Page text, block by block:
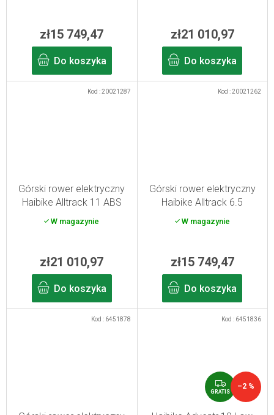
zł15 749,47
Do koszyka
zł21 010,97
Do koszyka
Górski rower elektryczny
Haibike Alltrack 11 ABS
blue/titan S 2026
W magazynie
zł21 010,97
Do koszyka
Kod :20021287
Górski rower elektryczny
Haibike Alltrack 6.5
grey/blue XL 2026
W magazynie
zł15 749,47
Do koszyka
Kod :20021262
Kod : 6451878
G
R
A
GRATIS
–2 %
Kod : 6451836